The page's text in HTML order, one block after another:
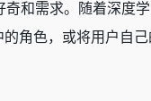
和需求。随着深度学
角色，或将用户自